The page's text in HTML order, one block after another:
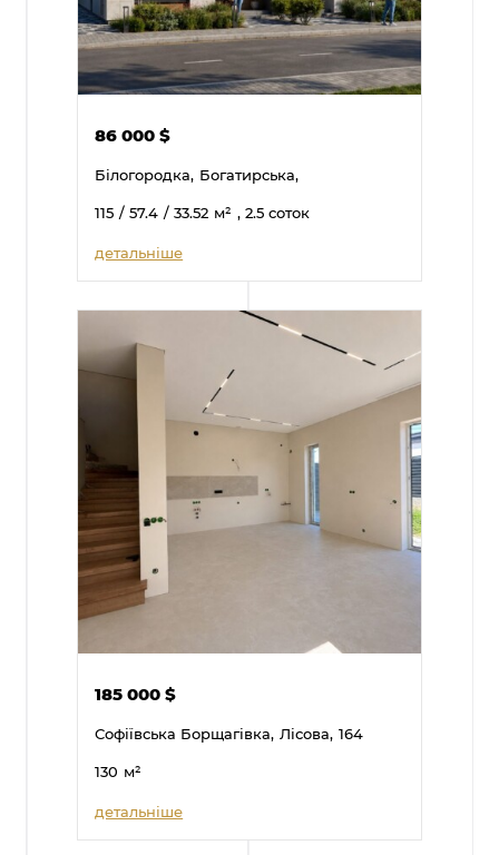
86 000$
Білогородка, Богатирська,
115 / 57.4 / 33.52 м² , 2.5 соток
детальніше
185 000$
Софіївська Борщагівка, Лісова, 164
130 м²
детальніше